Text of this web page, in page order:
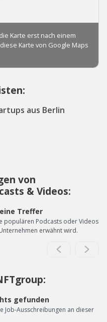
aus Berlin
von
& Videos:
Treffer
populären Podcasts oder Videos
erwähnt wird.
gefunden
Job-Ausschreibungen an dieser